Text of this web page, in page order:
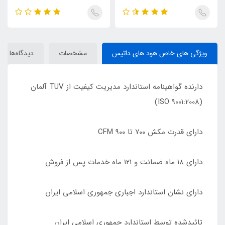
ویژگی های خاص هود های داتیس مشخصات دیدگاه‌ها
دارنده گواهینامه استاندارد مدیریت کیفیت از TUV آلمان
(9001:2008 ISO)
دارای قدرت مکش ٧٠٠ تا ٩٠٠ CFM
دارای ١٨ ماه ضمانت و ١٢١ ماه خدمات پس از فروش
دارای نشان استاندارد اجباری جمهوری اسلامی ایران